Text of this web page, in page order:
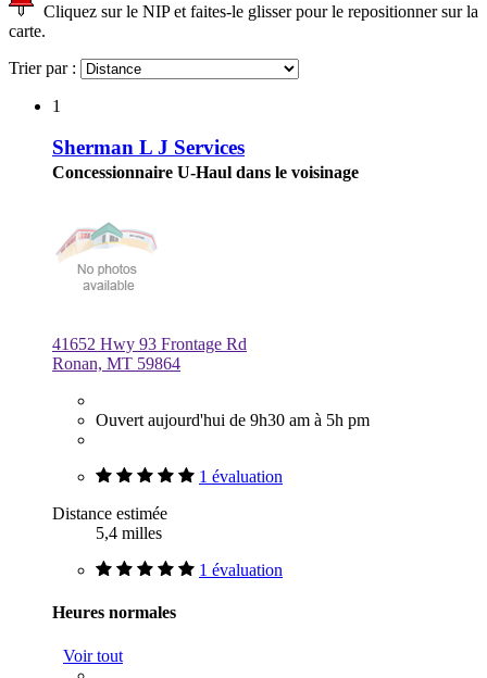
Cliquez sur le NIP et faites-le glisser pour le repositionner sur la
carte.
Trier par :
1
Sherman L J Services
Concessionnaire U-Haul dans le voisinage
41652 Hwy 93 Frontage Rd
Ronan, MT 59864
Ouvert aujourd'hui de 9h30 am à 5h pm
1 évaluation
Distance estimée
5,4 milles
1 évaluation
Heures normales
Voir tout